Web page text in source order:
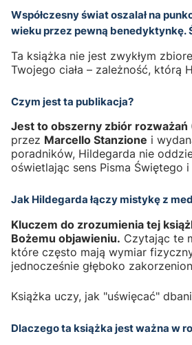
Współczesny świat oszalał na
wieku przez pewną benedyktynkę.
Ta książka nie jest zwykłym
Twojego ciała – zależność, którą
Czym jest ta publikacja?
Jest to obszerny zbiór rozważań
przez Marcello Stanzione i
poradników, Hildegarda nie
oświetlając sens Pisma Świętego i
Jak Hildegarda łączy mistykę z
Kluczem do zrozumienia tej
Bożemu objawieniu. Czytając te
które często mają wymiar
jednocześnie głęboko
Książka uczy, jak "uświęcać"
Dlaczego ta książka jest ważna w